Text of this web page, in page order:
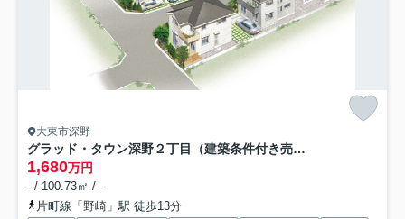
大東市深野
グラッド・タウン深野２丁目（建築条件付き売土地）
1,680万円
- / 100.73㎡ / -
片町線「野崎」駅 徒歩13分